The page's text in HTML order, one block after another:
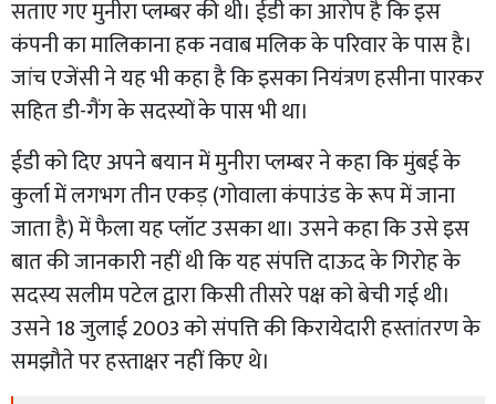
सताए गए मुनीरा प्लम्बर की थी। ईडी का आरोप है कि इस
कंपनी का मालिकाना हक नवाब मलिक के परिवार के पास है।
जांच एजेंसी ने यह भी कहा है कि इसका नियंत्रण हसीना पारकर
सहित डी-गैंग के सदस्यों के पास भी था।
ईडी को दिए अपने बयान में मुनीरा प्लम्बर ने कहा कि मुंबई के
कुर्ला में लगभग तीन एकड़ (गोवाला कंपाउंड के रूप में जाना
जाता है) में फैला यह प्लॉट उसका था। उसने कहा कि उसे इस
बात की जानकारी नहीं थी कि यह संपत्ति दाऊद के गिरोह के
सदस्य सलीम पटेल द्वारा किसी तीसरे पक्ष को बेची गई थी।
उसने 18 जुलाई 2003 को संपत्ति की किरायेदारी हस्तांतरण के
समझौते पर हस्ताक्षर नहीं किए थे।